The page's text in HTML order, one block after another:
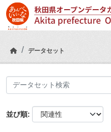
Skip to main content
データセット
並び順